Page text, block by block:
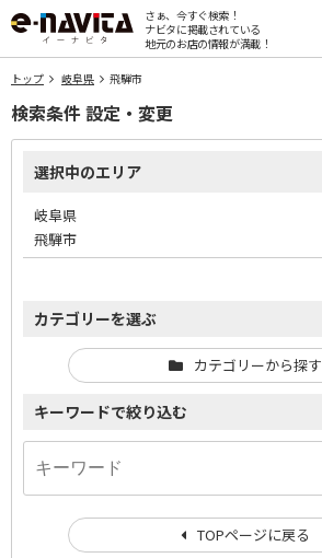
さぁ、今すぐ検索！
ナビタに掲載されている
地元のお店の情報が満載！
トップ 岐阜県 飛騨市
検索条件 設定・変更
選択中のエリア
岐阜県
飛騨市
カテゴリーを選ぶ
カテゴリーから探す
キーワードで絞り込む
TOPページに戻る